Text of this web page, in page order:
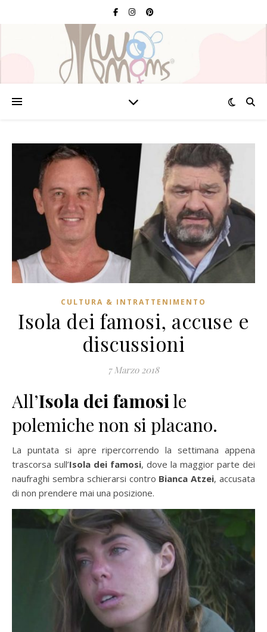
CULTURA & INTRATTENIMENTO
Isola dei famosi, accuse e
discussioni
7 Marzo 2018
All’Isola dei famosile
polemiche non si placano.
La puntata si apre ripercorrendo la settimana appena
trascorsa sull’Isola dei famosi, dove la maggior parte dei
naufraghi sembra schierarsi contro Bianca Atzei, accusata
di non prendere mai una posizione.